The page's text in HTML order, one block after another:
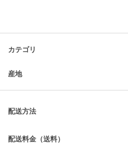
カテゴリ
産地
配送方法
配送料金（送料）